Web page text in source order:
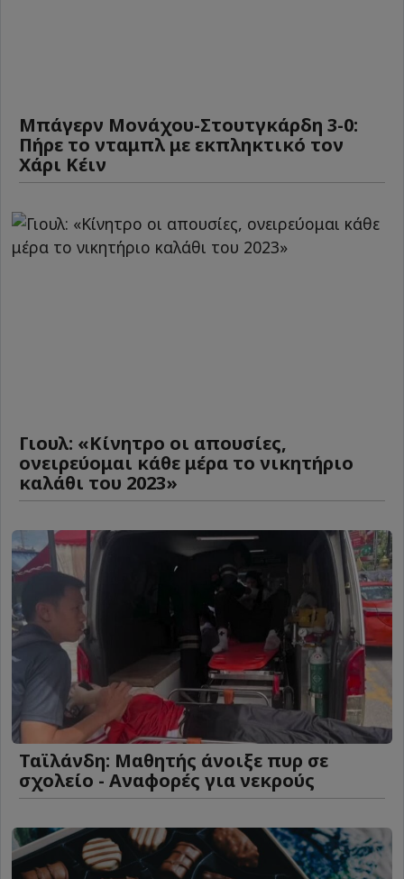
Μπάγερν Μονάχου-Στουτγκάρδη 3-0:
Πήρε το νταμπλ με εκπληκτικό τον
Χάρι Κέιν
Γιουλ: «Κίνητρο οι απουσίες,
ονειρεύομαι κάθε μέρα το νικητήριο
καλάθι του 2023»
Ταϊλάνδη: Μαθητής άνοιξε πυρ σε
σχολείο - Αναφορές για νεκρούς